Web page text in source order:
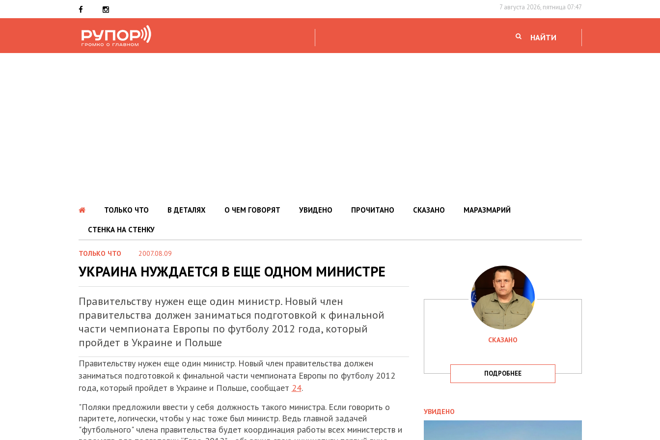
7 августа 2026, пятница 07:47
НАЙТИ
ТОЛЬКО ЧТО В ДЕТАЛЯХ О ЧЕМ ГОВОРЯТ УВИДЕНО ПРОЧИТАНО СКАЗАНО МАРАЗМАРИЙ
СТЕНКА НА СТЕНКУ
ТОЛЬКО ЧТО 2007.08.09
УКРАИНА НУЖДАЕТСЯ В ЕЩЕ ОДНОМ МИНИСТРЕ
Правительству нужен еще один министр. Новый член
правительства должен заниматься подготовкой к финальной
части чемпионата Европы по футболу 2012 года, который
пройдет в Украине и Польше
Правительству нужен еще один министр. Новый член правительства должен
заниматься подготовкой к финальной части чемпионата Европы по футболу 2012
года, который пройдет в Украине и Польше, сообщает 24.
"Поляки предложили ввести у себя должность такого министра. Если говорить о
паритете, логически, чтобы у нас тоже был министр. Ведь главной задачей
"футбольного" члена правительства будет координация работы всех министерств и
СКАЗАНО
ПОДРОБНЕЕ
УВИДЕНО
ЗАТРИМАЛА